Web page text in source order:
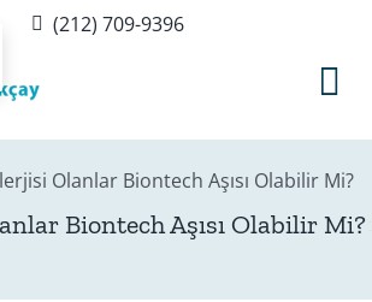
(212) 709-9396
Olanlar Biontech Aşısı Olabilir Mi?
Biontech Aşısı Olabilir Mi?